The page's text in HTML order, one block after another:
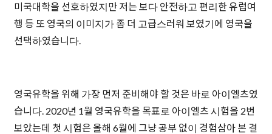
미국대학을 선호하였지만 저는 보다 안전하고 편리한 유럽여
행 등 또 영국의 이미지가 좀 더 고급스러워 보였기에 영국을
선택하였습니다.
영국유학을 위해 가장 먼저 준비해야 할 것은 바로 아이엘츠였
습니다. 2020년 1월 영국유학을 목표로 아이엘츠 시험을 2번
보았는데 첫 시험은 올해 6월에 그냥 공부 없이 경험삼아 본 결